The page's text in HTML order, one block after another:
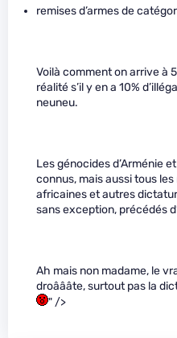
remises d’armes de
Voilà comment on arrive à
réalité s’il y en a 10%
neuneu.
Les génocides d’Arménie
connus, mais aussi tous
africaines et autres
sans exception, précédés
Ah mais non madame, le
droâââte, surtout pas la
" />